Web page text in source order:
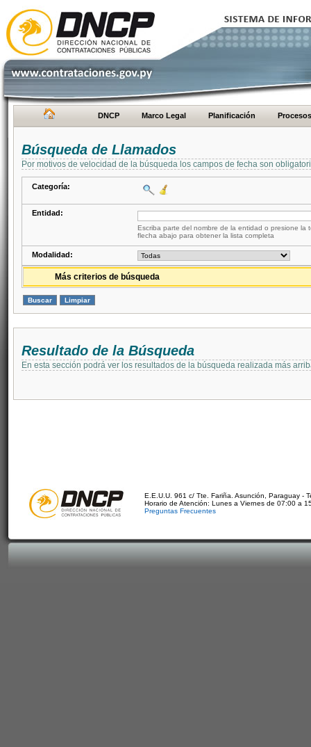
DNCP Marco Legal Planificación Procesos
Búsqueda de Llamados
Por motivos de velocidad de la búsqueda los campos de fecha son
Categoría:
Entidad:
Escriba parte del nombre de la entidad o presione la
flecha abajo para obtener la lista completa
Modalidad:
Más criterios de búsqueda
Resultado de la Búsqueda
En esta sección podrá ver los resultados de la búsqueda realizada más
E.E.U.U. 961 c/ Tte. Fariña. Asunción, Paraguay -
Horario de Atención: Lunes a Viernes de 07:00 a
Preguntas Frecuentes